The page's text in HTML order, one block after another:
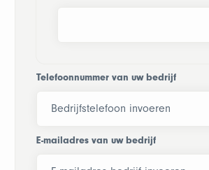
Telefoonnummer van uw bedrijf
E-mailadres van uw bedrijf